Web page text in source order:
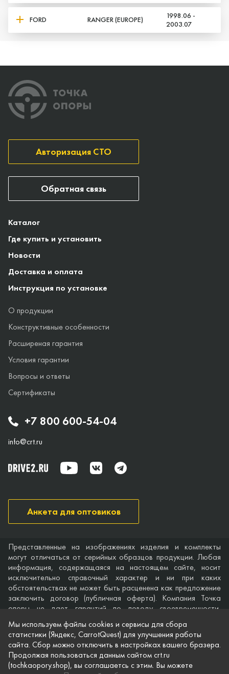
FORD RANGER (EUROPE)
1998.06 -
2003.07
+7 800 600-54-04
info@crt.ru
Каталог
Где купить и установить
Новости
Доставка и оплата
Инструкция по установке
О продукции
Конструктивные особенности
Расширеная гарантия
Условия гарантии
Вопросы и ответы
Сертификаты
Авторизация СТО
Анкета для оптовиков
Обратная связь
Представленные на изображениях изделия и комплекты
могут отличаться от серийных образцов продукции. Любая
информация, содержащаяся на настоящем сайте, носит
исключительно справочный характер и ни при каких
обстоятельствах не может быть расценена как предложение
заключить договор (публичная оферта). Компания Точка
опоры не дает гарантий по поводу своевременности,
точности и полноты информации на веб-сайте, а также по
поводу беспрепятственного доступа к нему в любое время.
Технические характеристики и комплектация изделий,
указанные на сайте, приведены для примера и могут быть
изменены в любое время без предварительного уведомления.
Мы используем файлы cookies и сервисы для сбора
статистики (Яндекс, CarrotQuest) для улучшения работы
сайта. Сбор можно отключить в настройках вашего бразера.
Продолжая пользоваться данным сайтом crt.ru
(tochkaopory.shop), вы соглашаетсь с этим. Вы можете